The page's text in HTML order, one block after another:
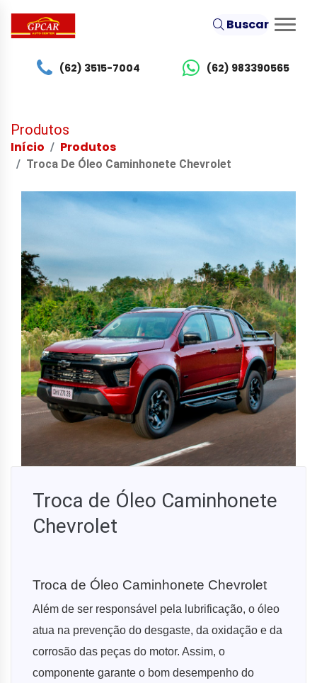
Buscar
(62) 3515-7004 (62) 983390565
Produtos
Início Produtos
Troca De Óleo Caminhonete Chevrolet
Troca de Óleo Caminhonete
Chevrolet
Troca de Óleo Caminhonete Chevrolet
Além de ser responsável pela lubrificação, o óleo
atua na prevenção do desgaste, da oxidação e da
corrosão das peças do motor. Assim, o
componente garante o bom desempenho do